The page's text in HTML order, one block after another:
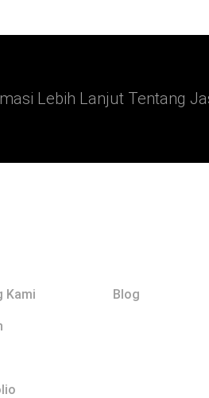
Lebih Lanjut Tentang
Kami Blog